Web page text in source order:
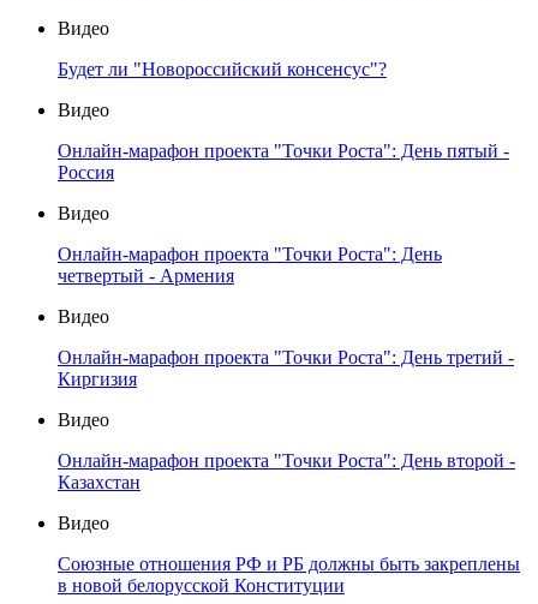
Видео
Будет ли "Новороссийский консенсус"?
Видео
Онлайн-марафон проекта "Точки Роста": День пятый -
Россия
Видео
Онлайн-марафон проекта "Точки Роста": День
четвертый - Армения
Видео
Онлайн-марафон проекта "Точки Роста": День третий -
Киргизия
Видео
Онлайн-марафон проекта "Точки Роста": День второй -
Казахстан
Видео
Союзные отношения РФ и РБ должны быть закреплены
в новой белорусской Конституции